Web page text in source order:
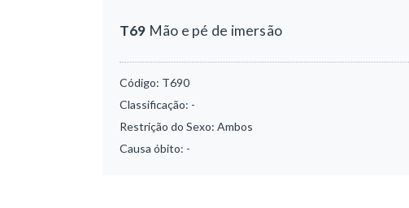
T69 Mão e pé de imersão
Código: T690
Classificação: -
Restrição do Sexo: Ambos
Causa óbito: -